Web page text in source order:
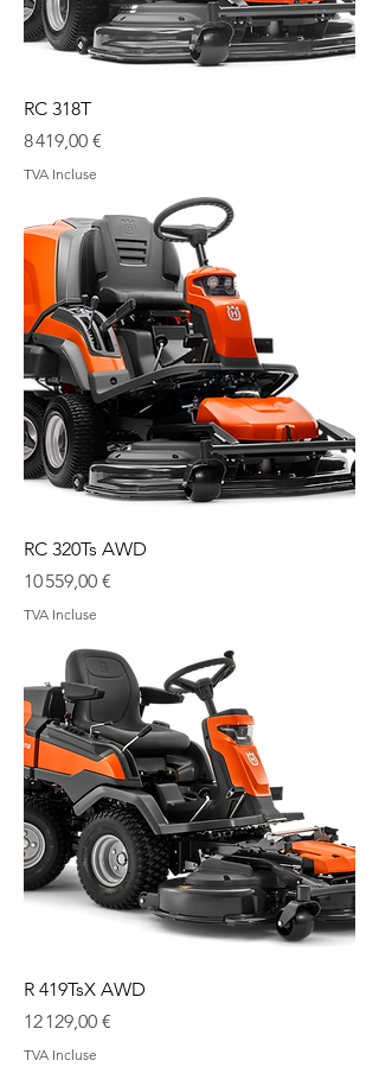
RC 318T
Prix
8 419,00 €
TVA Incluse
RC 320Ts AWD
Prix
10 559,00 €
TVA Incluse
R 419TsX AWD
Prix
12 129,00 €
TVA Incluse